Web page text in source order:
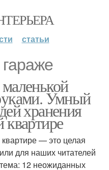
статьи
Умный
хранения
— это целая
для наших читателей
12 неожиданных